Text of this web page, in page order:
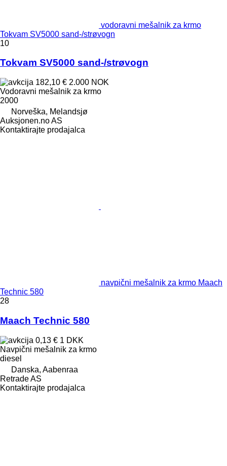
vodoravni mešalnik za krmo
Tokvam SV5000 sand-/strøvogn
10
Tokvam SV5000 sand-/strøvogn
182,10 € 2.000 NOK
Vodoravni mešalnik za krmo
2000
Norveška, Melandsjø
Auksjonen.no AS
Kontaktirajte prodajalca
navpični mešalnik za krmo Maach
Technic 580
28
Maach Technic 580
0,13 € 1 DKK
Navpični mešalnik za krmo
diesel
Danska, Aabenraa
Retrade AS
Kontaktirajte prodajalca